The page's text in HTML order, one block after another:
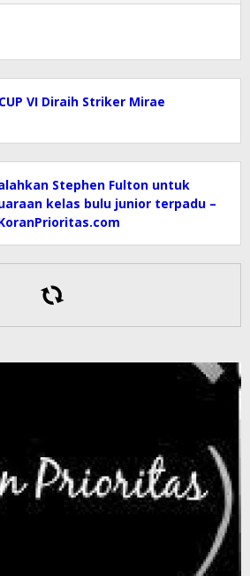
VI Diraih Striker Mirae
Stephen Fulton untuk
kelas bulu junior terpadu –